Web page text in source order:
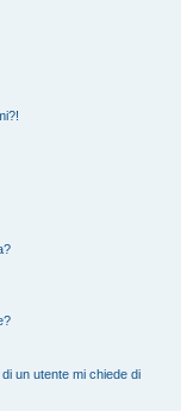
un utente mi chiede di